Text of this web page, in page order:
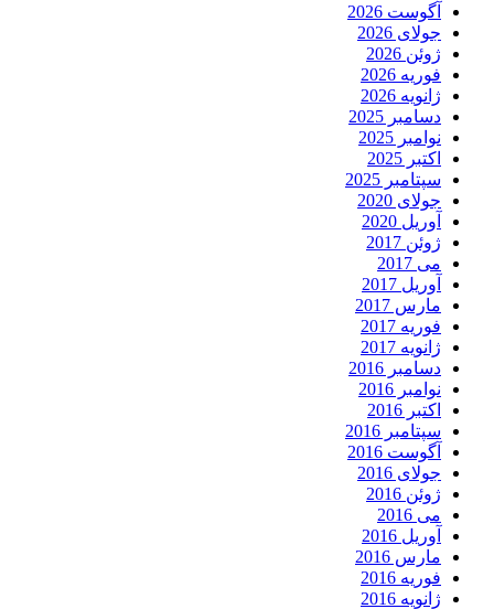
آگوست 2026
جولای 2026
ژوئن 2026
فوریه 2026
ژانویه 2026
دسامبر 2025
نوامبر 2025
اکتبر 2025
سپتامبر 2025
جولای 2020
آوریل 2020
ژوئن 2017
می 2017
آوریل 2017
مارس 2017
فوریه 2017
ژانویه 2017
دسامبر 2016
نوامبر 2016
اکتبر 2016
سپتامبر 2016
آگوست 2016
جولای 2016
ژوئن 2016
می 2016
آوریل 2016
مارس 2016
فوریه 2016
ژانویه 2016